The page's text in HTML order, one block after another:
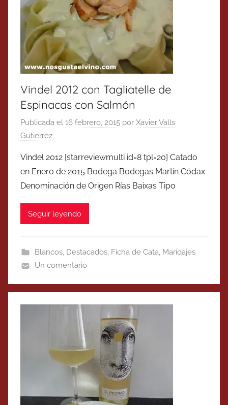
Vindel 2012 con Tagliatelle de
Espinacas con Salmón
Publicada el 16 febrero, 2015 por Xavier Valls
Gutierrez
Vindel 2012 [starreviewmulti id=8 tpl=20] Catado
en Enero de 2015 Bodega Bodegas Martín Códax
Denominación de Origen Rías Baixas Tipo
Seguir leyendo
Blancos, Destacados, Ficha de Cata, Maridajes
Un comentario